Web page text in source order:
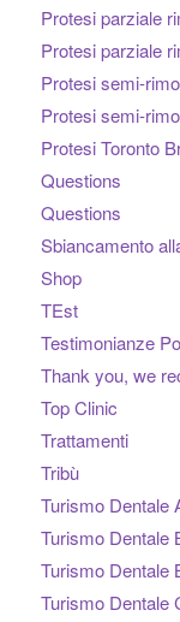
Protesi parziale
Protesi parziale
Protesi semi-
Protesi semi-
Protesi Toronto
Questions
Questions
Sbiancamento
Shop
TEst
Testimonianze
Thank you, we
Top Clinic
Trattamenti
Tribù
Turismo Dentale
Turismo Dentale
Turismo Dentale
Turismo Dentale